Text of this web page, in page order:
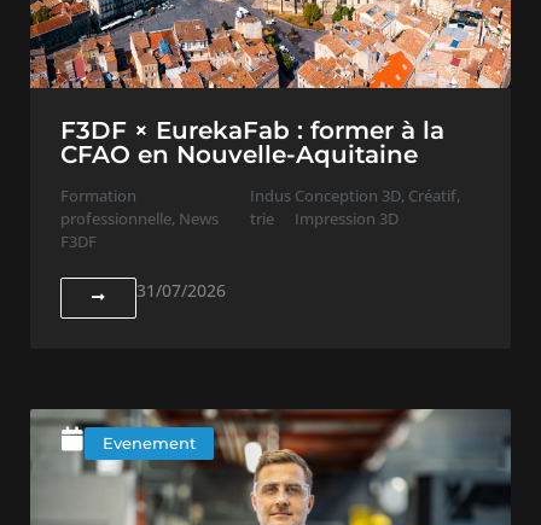
F3DF × EurekaFab : former à la
CFAO en Nouvelle-Aquitaine
Formation
professionnelle, News
F3DF
Indus
trie
Conception 3D, Créatif,
Impression 3D
31/07/2026
Evenement